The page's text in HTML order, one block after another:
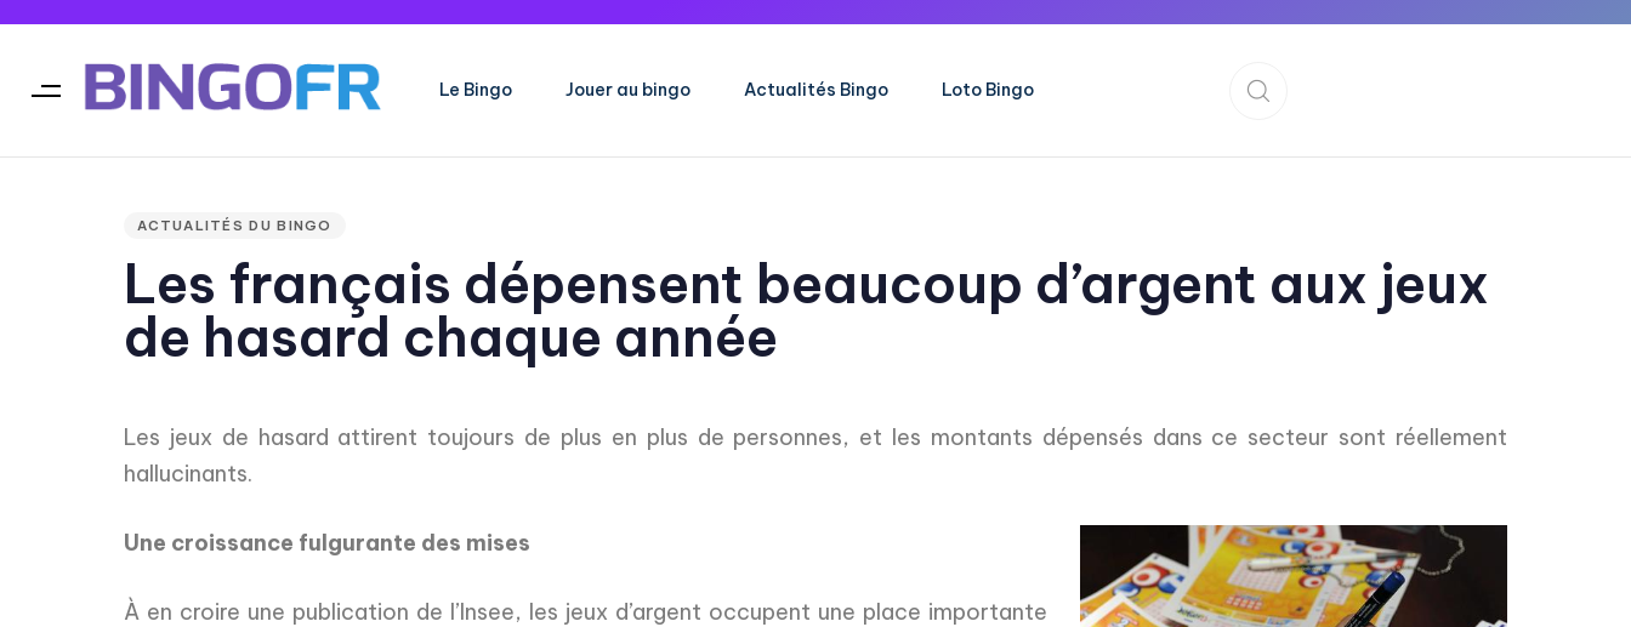
Le Bingo Jouer au bingo Actualités Bingo Loto Bingo
ACTUALITÉS DU BINGO
Les français dépensent beaucoup d’argent aux jeux
de hasard chaque année
Les jeux de hasard attirent toujours de plus en plus de personnes, et les montants dépensés dans ce secteur sont réellement
hallucinants.
Une croissance fulgurante des mises
À en croire une publication de l’Insee, les jeux d’argent occupent une place importante